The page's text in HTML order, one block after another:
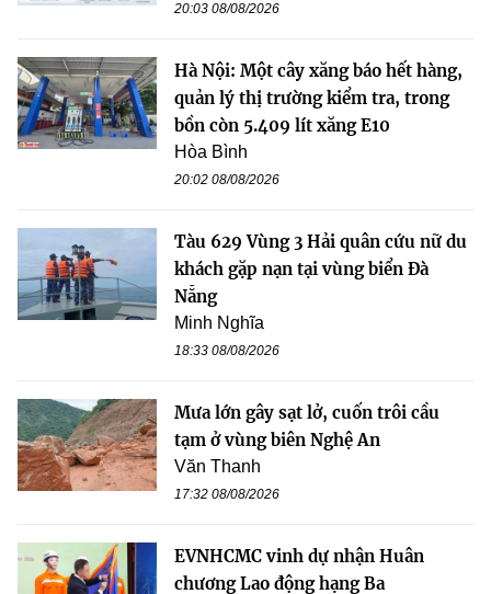
20:03 08/08/2026
Hà Nội: Một cây xăng báo hết hàng,
quản lý thị trường kiểm tra, trong
bồn còn 5.409 lít xăng E10
Hòa Bình
20:02 08/08/2026
Tàu 629 Vùng 3 Hải quân cứu nữ du
khách gặp nạn tại vùng biển Đà
Nẵng
Minh Nghĩa
18:33 08/08/2026
Mưa lớn gây sạt lở, cuốn trôi cầu
tạm ở vùng biên Nghệ An
Văn Thanh
17:32 08/08/2026
EVNHCMC vinh dự nhận Huân
chương Lao động hạng Ba